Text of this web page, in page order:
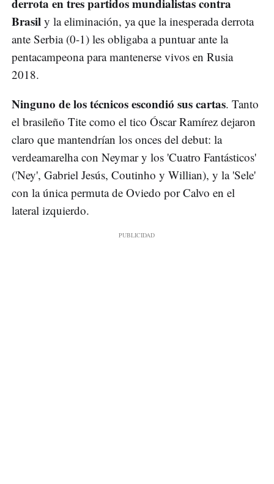
Brasil y la eliminación, ya que la inesperada derrota
ante Serbia (0-1) les obligaba a puntuar ante la
pentacampeona para mantenerse vivos en Rusia
2018.
Ninguno de los técnicos escondió sus cartas. Tanto
el brasileño Tite como el tico Óscar Ramírez dejaron
claro que mantendrían los onces del debut: la
verdeamarelha con Neymar y los 'Cuatro Fantásticos'
('Ney', Gabriel Jesús, Coutinho y Willian), y la 'Sele'
con la única permuta de Oviedo por Calvo en el
lateral izquierdo.